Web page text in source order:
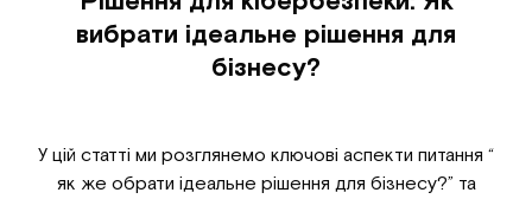
вибрати ідеальне рішення для
бізнесу?
У цій статті ми розглянемо ключові аспекти питання “
як же обрати ідеальне рішення для бізнесу?” та